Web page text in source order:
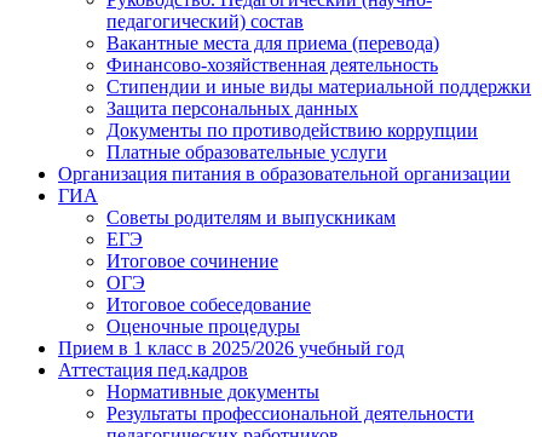
педагогический) состав
Вакантные места для приема (перевода)
Финансово-хозяйственная деятельность
Стипендии и иные виды материальной поддержки
Защита персональных данных
Документы по противодействию коррупции
Платные образовательные услуги
Организация питания в образовательной организации
ГИА
Советы родителям и выпускникам
ЕГЭ
Итоговое сочинение
ОГЭ
Итоговое собеседование
Оценочные процедуры
Прием в 1 класс в 2025/2026 учебный год
Аттестация пед.кадров
Нормативные документы
Результаты профессиональной деятельности